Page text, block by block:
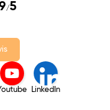
/5
LinkedIn